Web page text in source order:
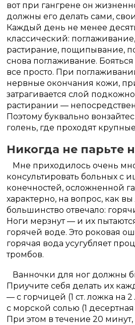
вот при гангрене он
должны его делать сами,
Каждый день не менее
классический:
растирание, пощипывание,
снова поглаживание.
все просто. При
нервные окончания кожи,
затрагивается слой
растирании —
Поэтому буквально
голень, где проходят
Никогда не парьте
Мне приходилось очень
консультировать больных с
конечностей, осложненной
характерно, на вопрос, как вы
большинство отвечало:
Ноги мерзнут — и их
горячей воде. Это роковая
горячая вода усугубляет
тромбов.
Ванночки для ног должны
Приучите себя делать их
— с горчицей (1 ст. ложка на
с морской солью (1
При этом в течение 20